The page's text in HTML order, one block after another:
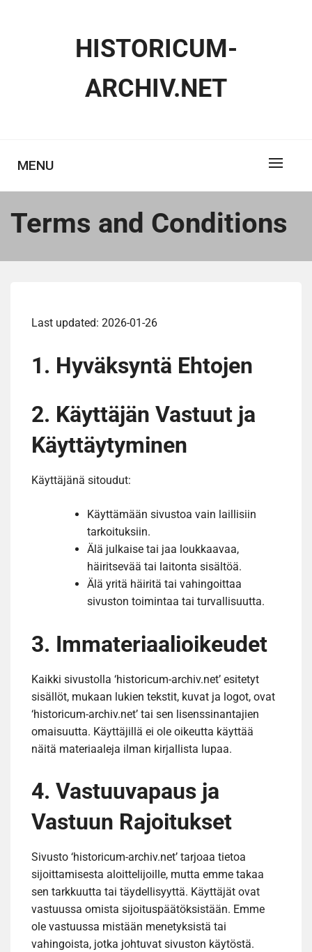
HISTORICUM-
ARCHIV.NET
MENU
Terms and Conditions
Last updated: 2026-01-26
1. Hyväksyntä Ehtojen
2. Käyttäjän Vastuut ja
Käyttäytyminen
Käyttäjänä sitoudut:
Käyttämään sivustoa vain laillisiin
tarkoituksiin.
Älä julkaise tai jaa loukkaavaa,
häiritsevää tai laitonta sisältöä.
Älä yritä häiritä tai vahingoittaa
sivuston toimintaa tai turvallisuutta.
3. Immateriaalioikeudet
Kaikki sivustolla ‘historicum-archiv.net’ esitetyt
sisällöt, mukaan lukien tekstit, kuvat ja logot, ovat
‘historicum-archiv.net’ tai sen lisenssinantajien
omaisuutta. Käyttäjillä ei ole oikeutta käyttää
näitä materiaaleja ilman kirjallista lupaa.
4. Vastuuvapaus ja
Vastuun Rajoitukset
Sivusto ‘historicum-archiv.net’ tarjoaa tietoa
sijoittamisesta aloittelijoille, mutta emme takaa
sen tarkkuutta tai täydellisyyttä. Käyttäjät ovat
vastuussa omista sijoituspäätöksistään. Emme
ole vastuussa mistään menetyksistä tai
vahingoista, jotka johtuvat sivuston käytöstä.